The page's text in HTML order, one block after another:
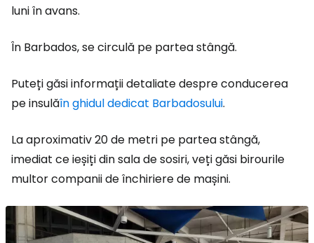
luni în avans.
În Barbados, se circulă pe partea stângă.
Puteți găsi informații detaliate despre conducerea
pe insulăîn ghidul dedicat Barbadosului.
La aproximativ 20 de metri pe partea stângă,
imediat ce ieșiți din sala de sosiri, veți găsi birourile
multor companii de închiriere de mașini.